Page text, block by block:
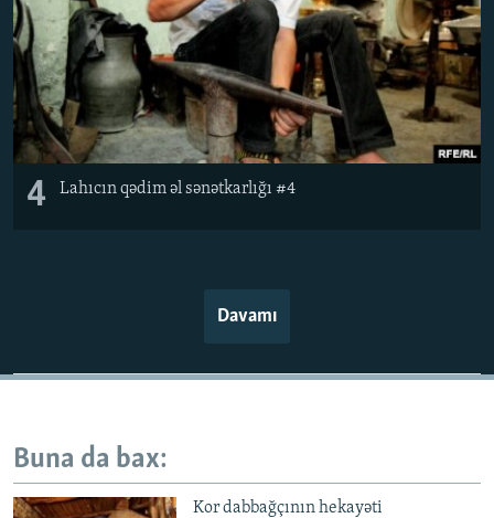
4 Lahıcın qədim əl sənətkarlığı #4
Davamı
Buna da bax:
Kor dabbağçının hekayəti